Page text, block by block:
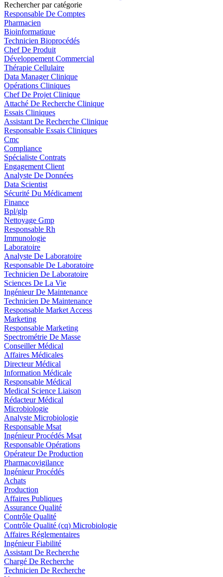
Rechercher par catégorie
Responsable De Comptes
Pharmacien
Bioinformatique
Technicien Bioprocédés
Chef De Produit
Développement Commercial
Thérapie Cellulaire
Data Manager Clinique
Opérations Cliniques
Chef De Projet Clinique
Attaché De Recherche Clinique
Essais Cliniques
Assistant De Recherche Clinique
Responsable Essais Cliniques
Cmc
Compliance
Spécialiste Contrats
Engagement Client
Analyste De Données
Data Scientist
Sécurité Du Médicament
Finance
Bpl/glp
Nettoyage Gmp
Responsable Rh
Immunologie
Laboratoire
Analyste De Laboratoire
Responsable De Laboratoire
Technicien De Laboratoire
Sciences De La Vie
Ingénieur De Maintenance
Technicien De Maintenance
Responsable Market Access
Marketing
Responsable Marketing
Spectrométrie De Masse
Conseiller Médical
Affaires Médicales
Directeur Médical
Information Médicale
Responsable Médical
Medical Science Liaison
Rédacteur Médical
Microbiologie
Analyste Microbiologie
Responsable Msat
Ingénieur Procédés Msat
Responsable Opérations
Opérateur De Production
Pharmacovigilance
Ingénieur Procédés
Achats
Production
Affaires Publiques
Assurance Qualité
Contrôle Qualité
Contrôle Qualité (cq) Microbiologie
Affaires Réglementaires
Ingénieur Fiabilité
Assistant De Recherche
Chargé De Recherche
Technicien De Recherche